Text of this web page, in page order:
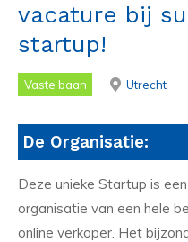
vacature bij
startup!
Vaste baan Utrecht
De Organisatie:
Deze unieke Startup is
organisatie van een hele
online verkoper. Het